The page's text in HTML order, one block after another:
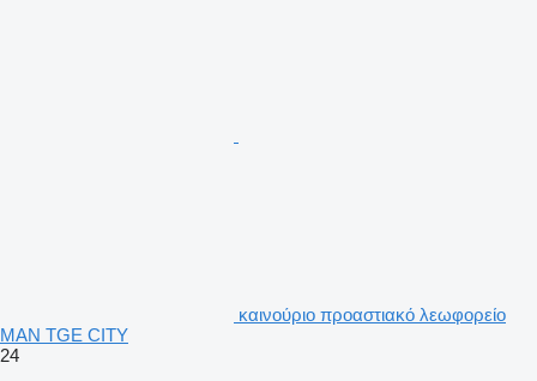
καινούριο προαστιακό λεωφορείο
MAN TGE CITY
24